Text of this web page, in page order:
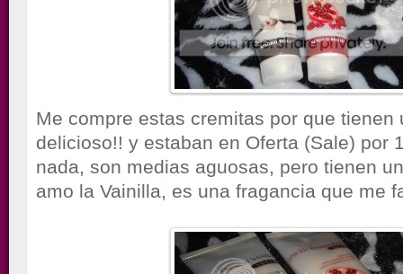
Me compre estas cremitas por que tienen
delicioso!! y estaban en Oferta (Sale) por
nada, son medias aguosas, pero tienen
amo la Vainilla, es una fragancia que me